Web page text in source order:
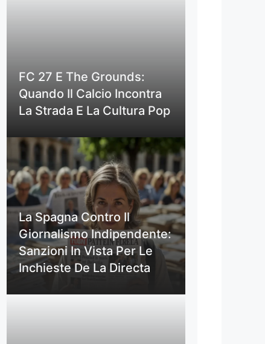
FC 27 E The Grounds:
Quando Il Calcio Incontra
La Strada E La Cultura Pop
La Spagna Contro Il
Giornalismo Indipendente:
Sanzioni In Vista Per Le
Inchieste De La Directa